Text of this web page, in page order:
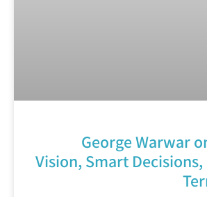
George Warwar
Vision, Smart